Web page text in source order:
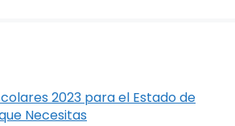
2023 para el Estado de
Necesitas